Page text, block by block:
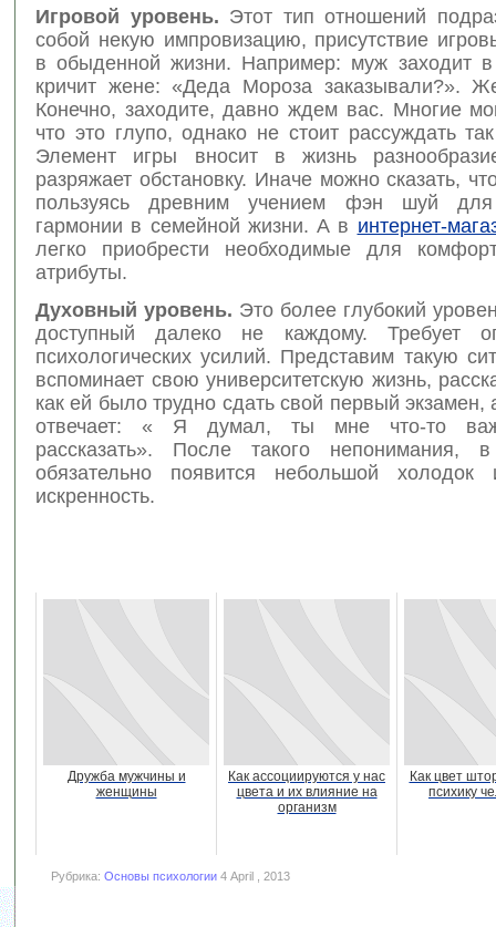
Игровой уровень. Этот тип отношений
собой некую импровизацию, присутствие
в обыденной жизни. Например: муж заходит
кричит жене: «Деда Мороза заказывали?».
Конечно, заходите, давно ждем вас. Многие
что это глупо, однако не стоит рассуждать
Элемент игры вносит в жизнь
разряжает обстановку. Иначе можно сказать,
пользуясь древним учением фэн шуй для
гармонии в семейной жизни. А в интернет-
легко приобрести необходимые для
атрибуты.
Духовный уровень. Это более глубокий
доступный далеко не каждому. Требует
психологических усилий. Представим такую
вспоминает свою университетскую жизнь,
как ей было трудно сдать свой первый экзамен,
отвечает: « Я думал, ты мне что-то
рассказать». После такого непонимания,
обязательно появится небольшой
искренность.
Дружба мужчины и
женщины
Как ассоциируются у нас
цвета и их влияние на
организм
Как цвет
психику
Рубрика: Основы психологии 4 April , 2013